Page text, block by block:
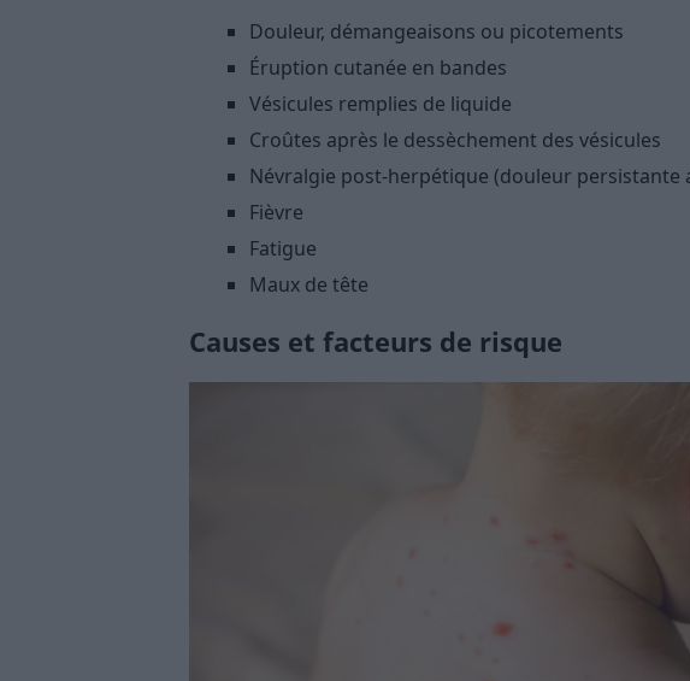
Douleur, démangeaisons ou picotements
Éruption cutanée en bandes
Vésicules remplies de liquide
Croûtes après le dessèchement des vésicules
Névralgie post-herpétique (douleur persistante
Fièvre
Fatigue
Maux de tête
Causes et facteurs de risque